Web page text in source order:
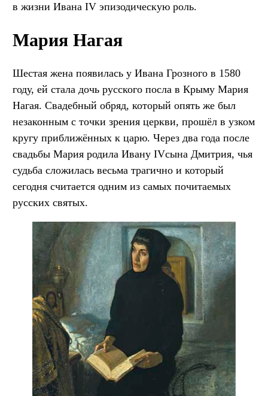
в жизни Ивана IV эпизодическую роль.
Мария Нагая
Шестая жена появилась у Ивана Грозного в 1580
году, ей стала дочь русского посла в Крыму Мария
Нагая. Свадебный обряд, который опять же был
незаконным с точки зрения церкви, прошёл в узком
кругу приближённых к царю. Через два года после
свадьбы Мария родила Ивану IVсына Дмитрия, чья
судьба сложилась весьма трагично и который
сегодня считается одним из самых почитаемых
русских святых.